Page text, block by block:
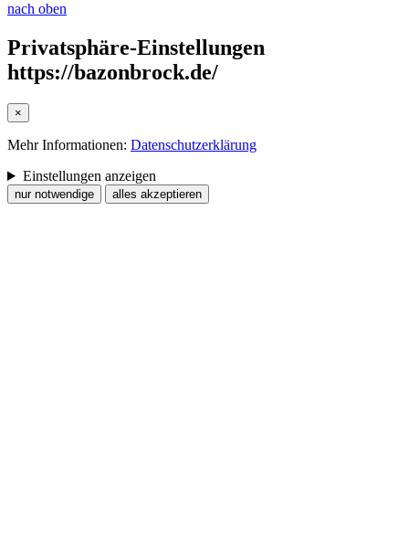
nach oben
Privatsphäre-Einstellungen
https://bazonbrock.de/
×
Mehr Informationen: Datenschutzerklärung
Einstellungen anzeigen
nur notwendige alles akzeptieren